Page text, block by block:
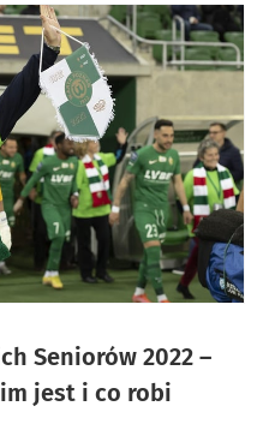
Seniorów 2022 –
jest i co robi